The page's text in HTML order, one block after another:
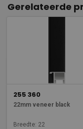
Gerelateerde
255 360
22mm veneer black
Breedte: 22